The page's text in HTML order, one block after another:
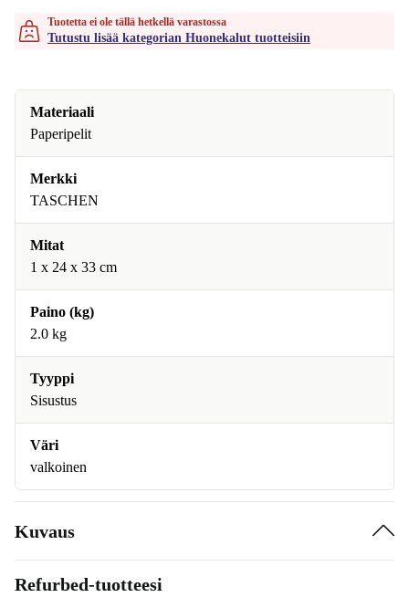
Tuotetta ei ole tällä hetkellä varastossa
Tutustu lisää kategorian Huonekalut tuotteisiin
Materiaali
Paperipelit
Merkki
TASCHEN
Mitat
1 x 24 x 33 cm
Paino (kg)
2.0 kg
Tyyppi
Sisustus
Väri
valkoinen
Kuvaus
Refurbed-tuotteesi